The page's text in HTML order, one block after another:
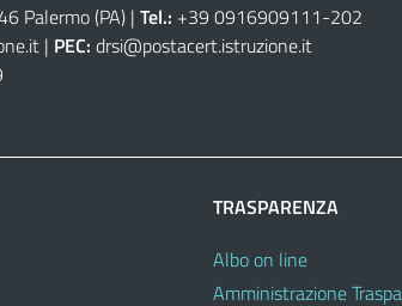
Palermo (PA)| Tel.: +39 0916909111-202
| PEC: drsi@postacert.istruzione.it
TRASPARENZA
Albo on line
Amministrazione